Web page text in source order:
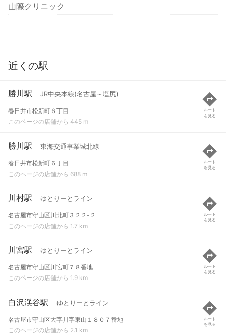
山際クリニック
近くの駅
勝川駅 JR中央本線(名古屋～塩尻)
春日井市松新町６丁目
このページの店舗から 445 m
ルート
を見る
勝川駅 東海交通事業城北線
春日井市松新町６丁目
このページの店舗から 688 m
ルート
を見る
川村駅 ゆとりーとライン
名古屋市守山区川北町３２２-２
このページの店舗から 1.7 km
ルート
を見る
川宮駅 ゆとりーとライン
名古屋市守山区川宮町７８番地
このページの店舗から 1.9 km
ルート
を見る
白沢渓谷駅 ゆとりーとライン
名古屋市守山区大字川字東山１８０７番地
このページの店舗から 2.1 km
ルート
を見る